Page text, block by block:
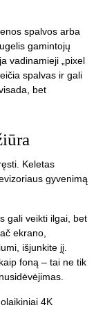
spalvos arba
gamintojų
vadinamieji „pixel
spalvas ir gali
bet
Keletas
gyvenimą
gali veikti ilgai, bet
ekrano,
išjunkite jį.
foną – tai ne tik
4K